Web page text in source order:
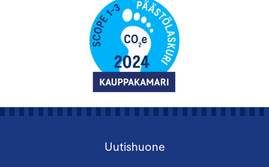
Uutishuone